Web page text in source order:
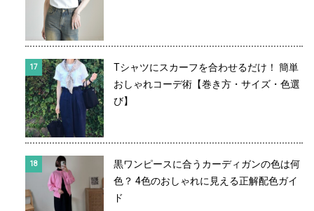
Tシャツにスカーフを合わせるだけ！ 簡単
おしゃれコーデ術【巻き方・サイズ・色選
び】
黒ワンピースに合うカーディガンの色は何
色？ 4色のおしゃれに見える正解配色ガイ
ド